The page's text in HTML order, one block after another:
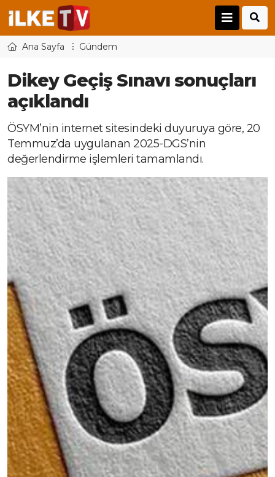
Ana Sayfa Gündem
Dikey Geçiş Sınavı sonuçları
açıklandı
ÖSYM’nin internet sitesindeki duyuruya göre, 20
Temmuz’da uygulanan 2025-DGS’nin
değerlendirme işlemleri tamamlandı.